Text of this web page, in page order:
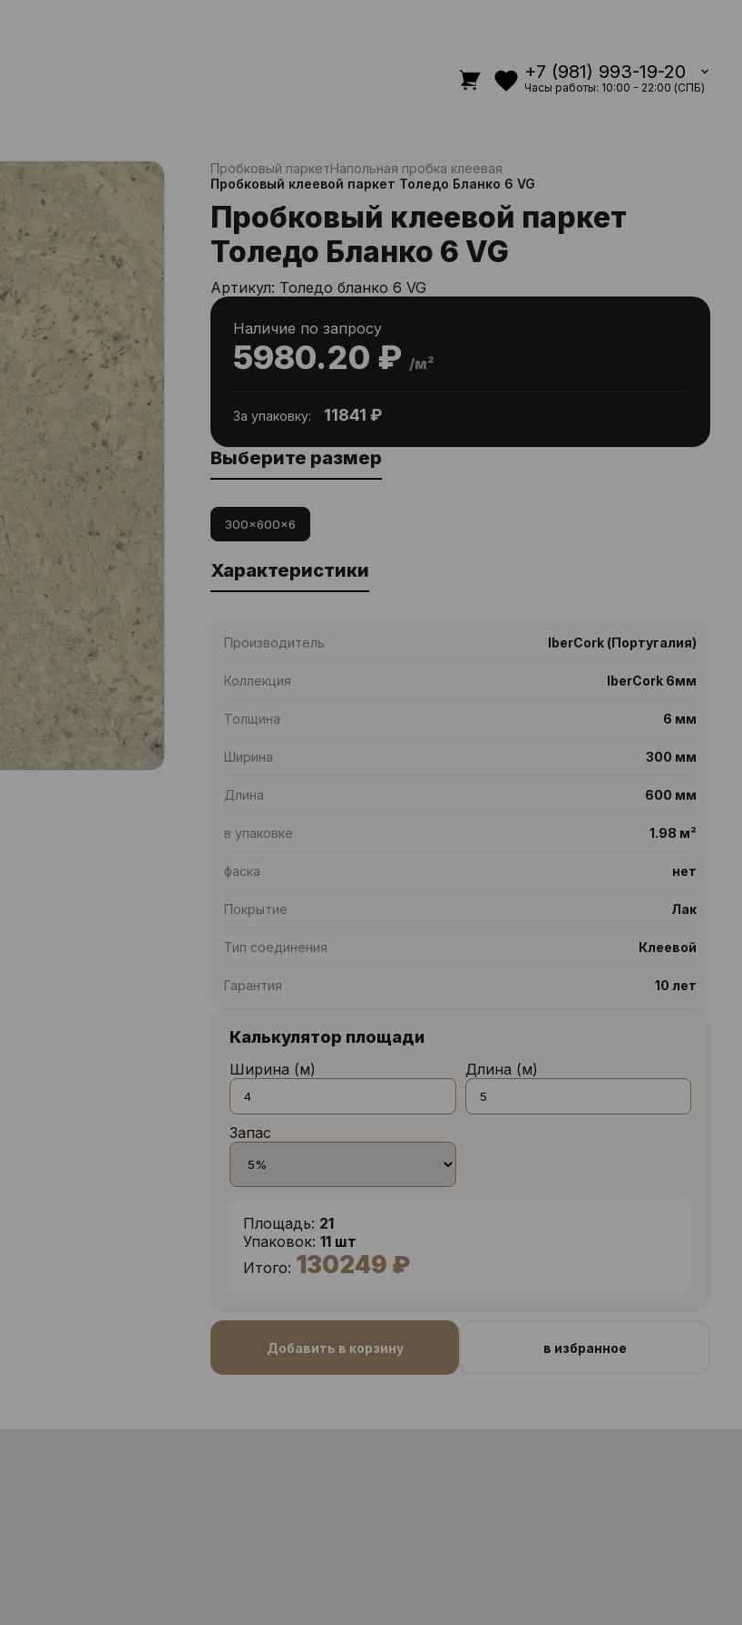
+7 (981) 993-19-20
Часы работы: 10:00 - 22:00 (СПБ)
Пробковый паркетНапольная пробка клеевая
Пробковый клеевой паркет Толедо Бланко 6 VG
Пробковый клеевой паркет
Толедо Бланко 6 VG
Артикул: Толедо бланко 6 VG
5980.20 ₽ /м²
Наличие по запросу
За упаковку: 11841 ₽
Выберите размер
300x600x6
Характеристики
Производитель IberCork (Португалия)
Коллекция IberCork 6мм
Толщина 6 мм
Ширина 300 мм
Длина 600 мм
в упаковке 1.98 м²
фаска нет
Покрытие Лак
Тип соединения Клеевой
Гарантия 10 лет
Калькулятор площади
Ширина (м) Длина (м)
Запас
Площадь: 21
Упаковок: 11 шт
Итого: 130249 ₽
Добавить в корзину в избранное